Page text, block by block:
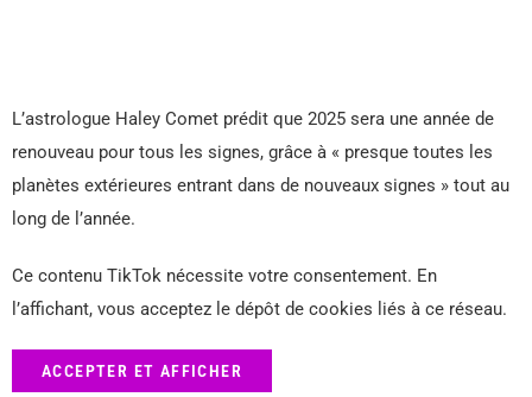
L’astrologue Haley Comet prédit que 2025 sera une année de
renouveau pour tous les signes, grâce à « presque toutes les
planètes extérieures entrant dans de nouveaux signes » tout au
long de l’année.
Ce contenu TikTok nécessite votre consentement. En
l’affichant, vous acceptez le dépôt de cookies liés à ce réseau.
ACCEPTER ET AFFICHER